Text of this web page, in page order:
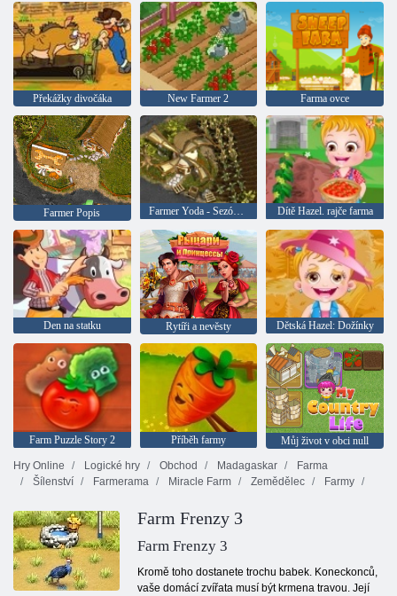
Překážky divočáka New Farmer 2 Farma ovce
Farmer Popis Farmer Yoda - Sezóna 1 Dítě Hazel. rajče farma
Den na statku Rytíři a nevěsty Dětská Hazel: Dožínky
Farm Puzzle Story 2 Příběh farmy
Můj život v obci null
Hry Online
Logické hry Obchod Madagaskar
Farma
Šílenství
Farmerama Miracle Farm Zemědělec Farmy
Farm Frenzy 3
Farm Frenzy 3
Kromě toho dostanete trochu babek. Koneckonců,
vaše domácí zvířata musí být krmena travou. Její